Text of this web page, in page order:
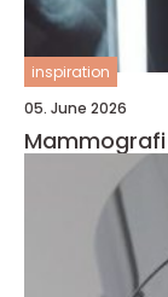
inspiration
05. June 2026